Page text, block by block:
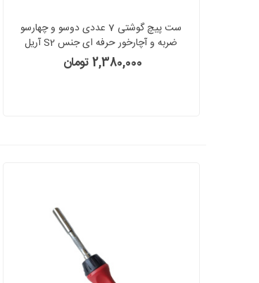
ست پیچ گوشتی 7 عددی دوسو و چهارسو
ضربه و آچارخور حرفه ای جنس S2 آریل
ARIEL مدل PGZ0710
2,380,000 تومان